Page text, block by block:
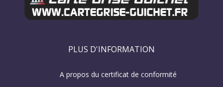
PLUS D'INFORMATION
A propos du certificat de conformité